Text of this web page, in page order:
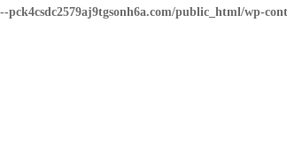
pck4csdc2579aj9tgsonh6a.com/public_html/wp-